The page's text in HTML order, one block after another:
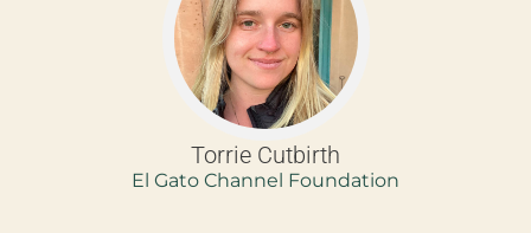
Torrie Cutbirth
El Gato Channel Foundation